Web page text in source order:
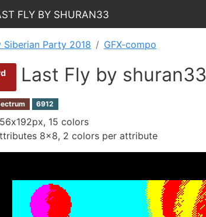
Fly by shuran33
Siberian Party 2018 GFX-compo
Last Fly by shuran33
6912
15 colors
8x8, 2 colors per attribute